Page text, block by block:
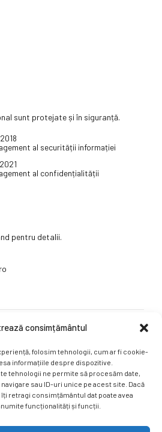
consimțământul
folosim tehnologii, cum ar fi cookie-
informațiile despre dispozitive.
tehnologii ne permite să procesăm date,
sau ID-uri unice pe acest site. Dacă
retragi consimțământul dat poate avea
funcționalități și funcții.
sunt protejate și în siguranță.
al securității informației
al confidențialității
pentru detalii.
sociale.